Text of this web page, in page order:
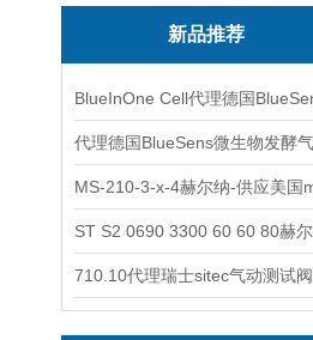
新品推荐
710.10代理瑞士sitec气动测试阀